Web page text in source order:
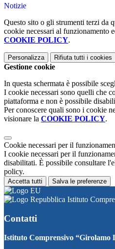
Notizie
Questo sito o gli strumenti terzi da
cookie necessari al funzionamento
COOKIE POLICY.
Personalizza Rifiuta tutti i cookies
Gestione cookie
In questa schermata è possibile
I cookie necessari sono quelli che
piattaforma e non è possibile
Per conoscere quali sono i cookie
visionare la COOKIE POLICY.
Cookie necessari per il
I cookie necessari per il
disabilitati. È possibile consultare
policy.
Accetta tutti Salva le preferenze
Istituto
Contatti
Istituto Comprensivo “Girolamo